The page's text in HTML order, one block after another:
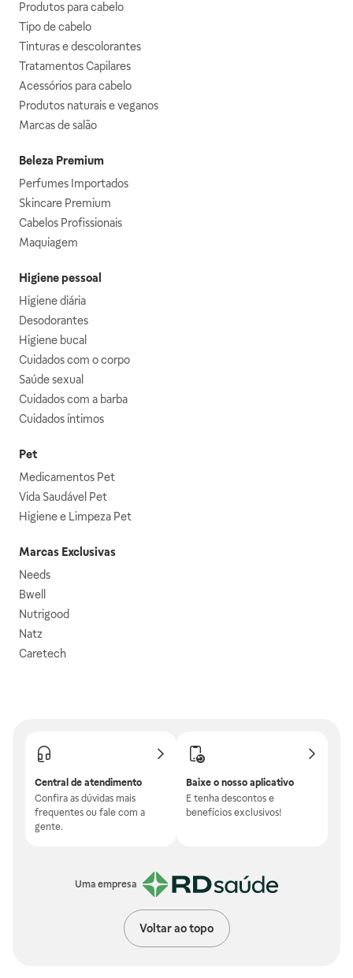
Produtos para cabelo
Tipo de cabelo
Tinturas e descolorantes
Tratamentos Capilares
Acessórios para cabelo
Produtos naturais e veganos
Marcas de salão
Beleza Premium
Perfumes Importados
Skincare Premium
Cabelos Profissionais
Maquiagem
Higiene pessoal
Higiene diária
Desodorantes
Higiene bucal
Cuidados com o corpo
Saúde sexual
Cuidados com a barba
Cuidados íntimos
Pet
Medicamentos Pet
Vida Saudável Pet
Higiene e Limpeza Pet
Marcas Exclusivas
Needs
Bwell
Nutrigood
Natz
Caretech
Central de atendimento
Confira as dúvidas mais
frequentes ou fale com a
gente.
Baixe o nosso aplicativo
E tenha descontos e
benefícios exclusivos!
Uma empresa
Voltar ao topo